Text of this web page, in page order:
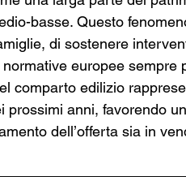
basse. Questo
di sostenere
europee sempre
comparto edilizio
prossimi anni, favorendo
dell’offerta sia in